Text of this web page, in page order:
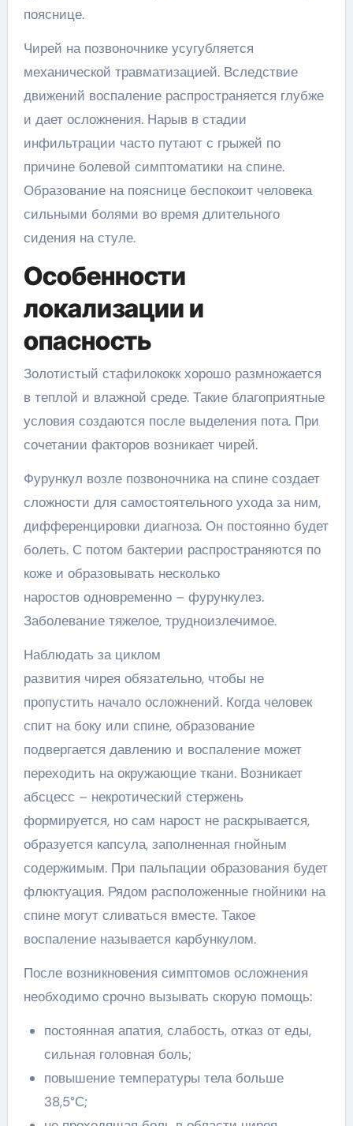
пояснице.
Чирей на позвоночнике усугубляется
механической травматизацией. Вследствие
движений воспаление распространяется глубже
и дает осложнения. Нарыв в стадии
инфильтрации часто путают с грыжей по
причине болевой симптоматики на спине.
Образование на пояснице беспокоит человека
сильными болями во время длительного
сидения на стуле.
Особенности
локализации и
опасность
Золотистый стафилококк хорошо размножается
в теплой и влажной среде. Такие благоприятные
условия создаются после выделения пота. При
сочетании факторов возникает чирей.
Фурункул возле позвоночника на спине создает
сложности для самостоятельного ухода за ним,
дифференцировки диагноза. Он постоянно будет
болеть. С потом бактерии распространяются по
коже и образовывать несколько
наростов одновременно – фурункулез.
Заболевание тяжелое, трудноизлечимое.
Наблюдать за циклом
развития чирея обязательно, чтобы не
пропустить начало осложнений. Когда человек
спит на боку или спине, образование
подвергается давлению и воспаление может
переходить на окружающие ткани. Возникает
абсцесс – некротический стержень
формируется, но сам нарост не раскрывается,
образуется капсула, заполненная гнойным
содержимым. При пальпации образования будет
флюктуация. Рядом расположенные гнойники на
спине могут сливаться вместе. Такое
воспаление называется карбункулом.
После возникновения симптомов осложнения
необходимо срочно вызывать скорую помощь:
постоянная апатия, слабость, отказ от еды,
сильная головная боль;
повышение температуры тела больше
38,5°С;